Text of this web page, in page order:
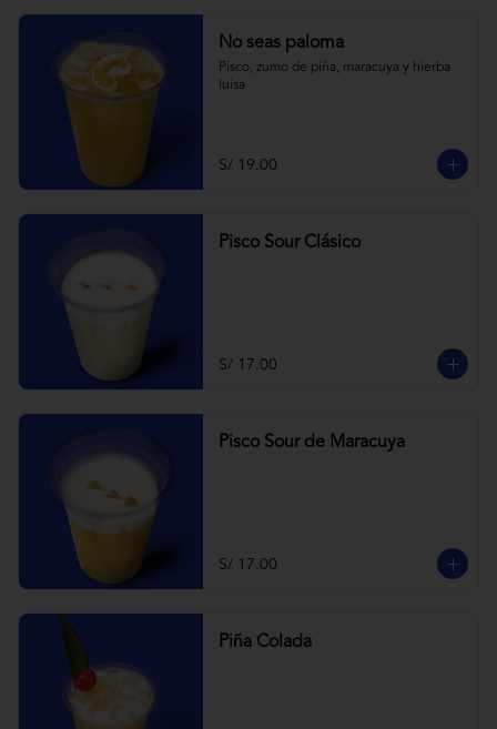
No seas paloma
Pisco, zumo de piña, maracuya y hierba
luisa
S/ 19.00
Pisco Sour Clásico
S/ 17.00
Pisco Sour de Maracuya
S/ 17.00
Piña Colada